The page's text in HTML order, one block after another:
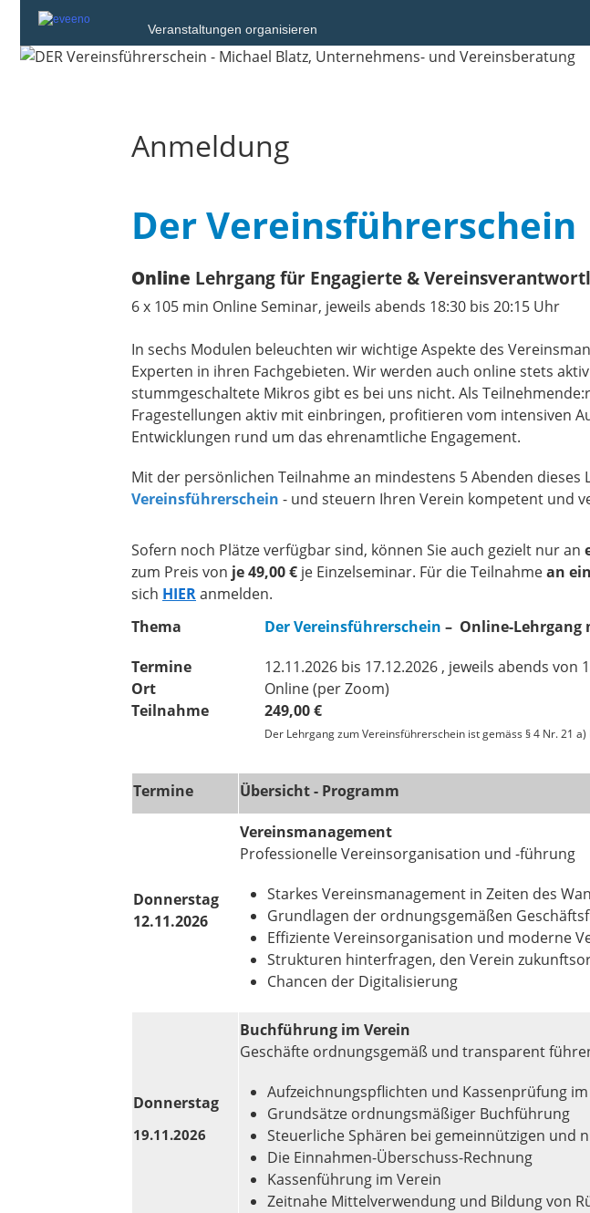
Veranstaltungen organisieren
Anmeldung
Der Vereinsführerschein
Online Lehrgang für Engagierte &
6 x 105 min Online Seminar, jeweils abends 18:30 bis 20:15 Uhr
In sechs Modulen beleuchten wir wichtige Aspekte des
Experten in ihren Fachgebieten. Wir werden auch online stets
stummgeschaltete Mikros gibt es bei uns nicht. Als
Fragestellungen aktiv mit einbringen, profitieren vom intensiven
Entwicklungen rund um das ehrenamtliche Engagement.
Mit der persönlichen Teilnahme an mindestens 5 Abenden
Vereinsführerschein - und steuern Ihren Verein kompetent und
Sofern noch Plätze verfügbar sind, können Sie auch gezielt nur an
zum Preis von je 49,00 € je Einzelseminar. Für die Teilnahmean
sich HIERanmelden.
Thema
Der Vereinsführerschein – Online-Lehrgang
Termine
12.11.2026 bis 17.12.2026 , jeweils abends von
Ort
Online (per Zoom)
Teilnahme
249,00 €
Der Lehrgang zum Vereinsführerschein ist gemäss § 4 Nr. 21
Termine Übersicht - Programm
Donnerstag
12.11.2026
Vereinsmanagement
Professionelle Vereinsorganisation und -führung
Starkes Vereinsmanagement in Zeiten des
Grundlagen der ordnungsgemäßen
Effiziente Vereinsorganisation und moderne
Strukturen hinterfragen, den Verein
Chancen der Digitalisierung
Donnerstag
19.11.2026
Buchführung im Verein
Geschäfte ordnungsgemäß und transparent
Aufzeichnungspflichten und Kassenprüfung
Grundsätze ordnungsmäßiger Buchführung
Steuerliche Sphären bei gemeinnützigen und
Die Einnahmen-Überschuss-Rechnung
Kassenführung im Verein
Zeitnahe Mittelverwendung und Bildung von